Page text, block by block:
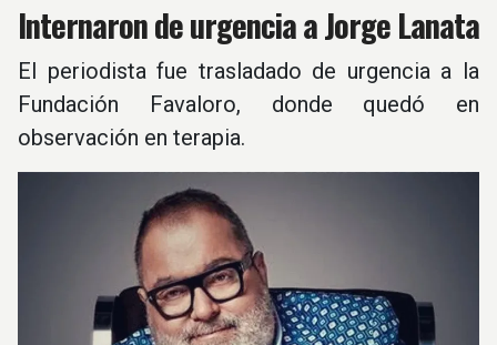
Internaron de urgencia a Jorge Lanata
El periodista fue trasladado de urgencia a la
Fundación Favaloro, donde quedó en
observación en terapia.